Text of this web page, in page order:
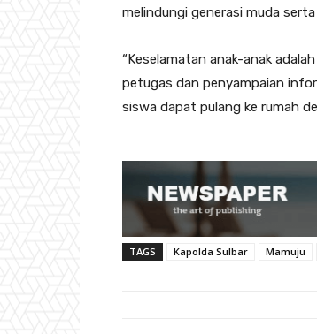
melindungi generasi muda
“Keselamatan anak-anak
petugas dan penyampaian
siswa dapat pulang ke rumah
TAGS Kapolda Sulbar Mamuju